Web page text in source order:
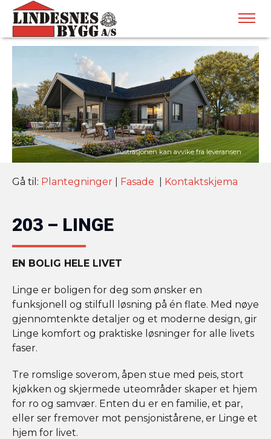
Gå til: Plantegninger Fasade Kontaktskjema
203 – LINGE
EN BOLIG HELE LIVET
Linge er boligen for deg som ønsker en
funksjonell og stilfull løsning på én flate. Med nøye
gjennomtenkte detaljer og et moderne design, gir
Linge komfort og praktiske løsninger for alle livets
faser.
Tre romslige soverom, åpen stue med peis, stort
kjøkken og skjermede uteområder skaper et hjem
for ro og samvær. Enten du er en familie, et par,
eller ser fremover mot pensjonistårene, er Linge et
hjem for livet.